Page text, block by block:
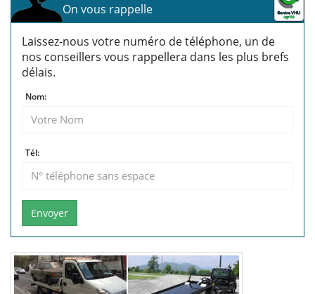
On vous rappelle
Laissez-nous votre numéro de téléphone, un de
nos conseillers vous rappellera dans les plus brefs
délais.
Nom:
Tél:
Envoyer